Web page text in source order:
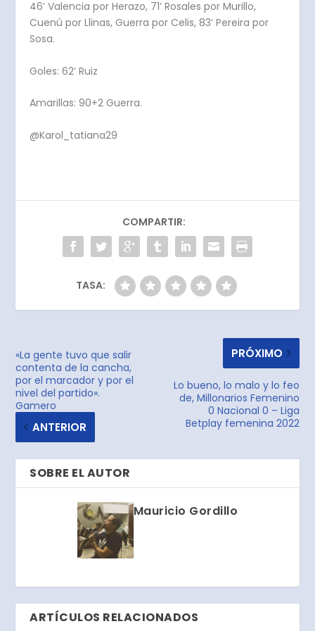
46’ Valencia por Herazo, 71’ Rosales por Murillo,
Cuenú por Llinas, Guerra por Celis, 83’ Pereira por
Sosa.
Goles: 62’ Ruiz
Amarillas: 90+2 Guerra.
@Karol_tatiana29
COMPARTIR:
TASA:
«La gente tuvo que salir
contenta de la cancha,
por el marcador y por el
nivel del partido».
Gamero
ANTERIOR
PRÓXIMO
Lo bueno, lo malo y lo feo
de, Millonarios Femenino
0 Nacional 0 – Liga
Betplay femenina 2022
SOBRE EL AUTOR
Mauricio Gordillo
ARTÍCULOS RELACIONADOS